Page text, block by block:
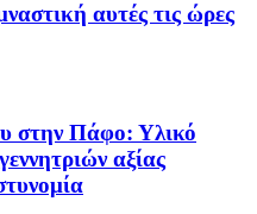
αυτές τις ώρες
στην Πάφο: Υλικό
αξίας